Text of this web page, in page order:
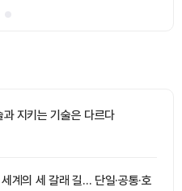
지키는 기술은 다르다
계의 세 갈래 길… 단일·공통·호